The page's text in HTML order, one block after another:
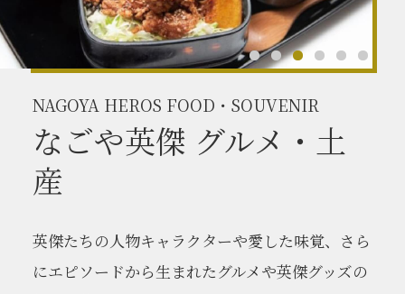
NAGOYA HEROS FOOD・SOUVENIR
なごや英傑 グルメ・土
産
英傑たちの人物キャラクターや愛した味覚、さら
にエピソードから生まれたグルメや英傑グッズの